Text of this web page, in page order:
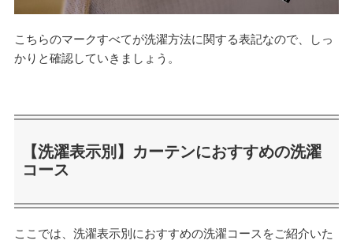
こちらのマークすべてが洗濯方法に関する表記なので、しっ
かりと確認していきましょう。
【洗濯表示別】カーテンにおすすめの洗濯
コース
ここでは、洗濯表示別におすすめの洗濯コースをご紹介いた